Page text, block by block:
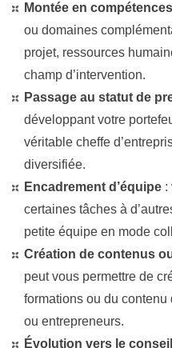
Montée en compétences
ou domaines
projet, ressources
champ d’intervention.
Passage au statut de
développant votre
véritable cheffe
diversifiée.
Encadrement d’équipe :
certaines tâches à
petite équipe en mode
Création de contenus
peut vous permettre de
formations ou du contenu
ou entrepreneurs.
Évolution vers le conseil